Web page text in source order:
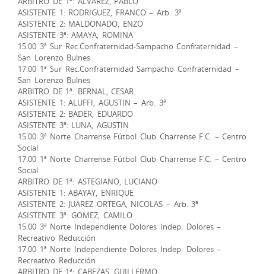
ASISTENTE 1: RODRIGUEZ, FRANCO – Arb. 3ª
ASISTENTE 2: MALDONADO, ENZO
ASISTENTE 3ª: AMAYA, ROMINA
15.00 3ª Sur Rec.Confraternidad-Sampacho Confraternidad –
San Lorenzo Bulnes
17.00 1ª Sur Rec.Confraternidad Sampacho Confraternidad –
San Lorenzo Bulnes
ARBITRO DE 1ª: BERNAL, CESAR
ASISTENTE 1: ALUFFI, AGUSTIN – Arb. 3ª
ASISTENTE 2: BADER, EDUARDO
ASISTENTE 3ª: LUNA, AGUSTIN
15.00 3ª Norte Charrense Fútbol Club Charrense F.C. – Centro
Social
17.00 1ª Norte Charrense Fútbol Club Charrense F.C. – Centro
Social
ARBITRO DE 1ª: ASTEGIANO, LUCIANO
ASISTENTE 1: ABAYAY, ENRIQUE
ASISTENTE 2: JUAREZ ORTEGA, NICOLAS – Arb. 3ª
ASISTENTE 3ª: GOMEZ, CAMILO
15.00 3ª Norte Independiente Dolores Indep. Dolores –
Recreativo Reducción
17.00 1ª Norte Independiente Dolores Indep. Dolores –
Recreativo Reducción
ARBITRO DE 1ª: CABEZAS, GUILLERMO